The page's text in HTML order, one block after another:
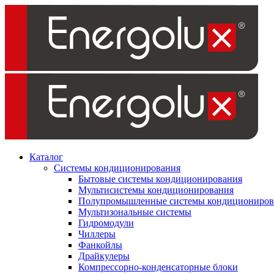
Каталог
Системы кондиционирования
Бытовые системы кондиционирования
Мультисистемы кондиционирования
Полупромышленные системы
Мультизональные системы
Гидромодули
Чиллеры
Фанкойлы
Драйкулеры
Компрессорно-конденсаторные блоки